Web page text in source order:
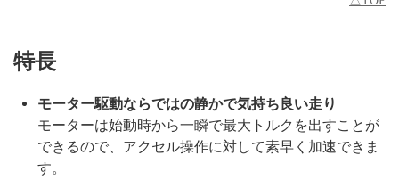
特長
モーター駆動ならではの静かで気持ち良い走り
モーターは始動時から一瞬で最大トルクを出すことが
できるので、アクセル操作に対して素早く加速できま
す。